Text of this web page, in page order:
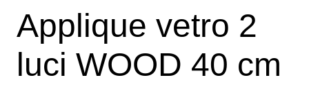
Applique vetro 2
luci WOOD 40 cm